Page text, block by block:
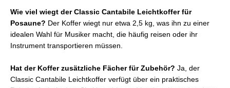
Wie viel wiegt der Classic Cantabile Leichtkoffer für
Posaune? Der Koffer wiegt nur etwa 2,5 kg, was ihn zu einer
idealen Wahl für Musiker macht, die häufig reisen oder ihr
Instrument transportieren müssen.
Hat der Koffer zusätzliche Fächer für Zubehör? Ja, der
Classic Cantabile Leichtkoffer verfügt über ein praktisches